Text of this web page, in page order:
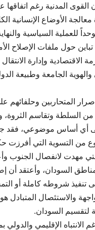
القوى المدنية رغم
الأوضاع الإنسانية
للعملية السياسية
حول ملفات الإصلاح
الاقتصادية وإدارة
والهوية الجامعة وطبيعة
المتحاربين وحلفائهم
السلطة وتقاسم الثروة،
إلى أي أساس موضوعي، فقد
من التسوية التي أفرزت
مهدت لانفصال الجنوب
السودان، وأعتقد أن
تنفيذ شروطه كاملة أو
والاستئصال المتبادل
لتقسيم السودان.
الانتباه الإقليمي والدولي